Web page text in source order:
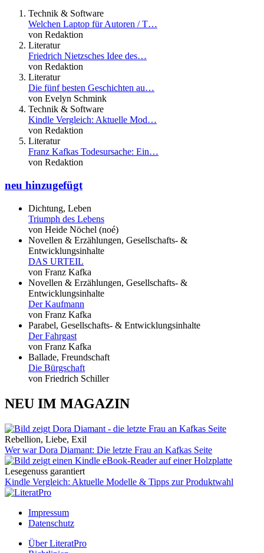
Technik & Software
Welchen Laptop für Autoren / T…
von Redaktion
Literatur
Friedrich Nietzsches Idee des…
von Redaktion
Literatur
Die fünf besten Geschichten au…
von Evelyn Schmink
Technik & Software
Kindle Vergleich: Aktuelle Mod…
von Redaktion
Literatur
Franz Kafkas Todesursache: Ein…
von Redaktion
neu hinzugefügt
Dichtung, Leben
Triumph des Lebens
von Heide Nöchel (noé)
Novellen & Erzählungen, Gesellschafts- &
Entwicklungsinhalte
DAS URTEIL
von Franz Kafka
Novellen & Erzählungen, Gesellschafts- &
Entwicklungsinhalte
Der Kaufmann
von Franz Kafka
Parabel, Gesellschafts- & Entwicklungsinhalte
Der Fahrgast
von Franz Kafka
Ballade, Freundschaft
Die Bürgschaft
von Friedrich Schiller
NEU IM MAGAZIN
Rebellion, Liebe, Exil
Wer war Dora Diamant: Die letzte Frau an Kafkas Seite
Lesegenuss garantiert
Kindle Vergleich: Aktuelle Modelle & Tipps zur Produktwahl
Impressum
Datenschutz
Über LiteratPro